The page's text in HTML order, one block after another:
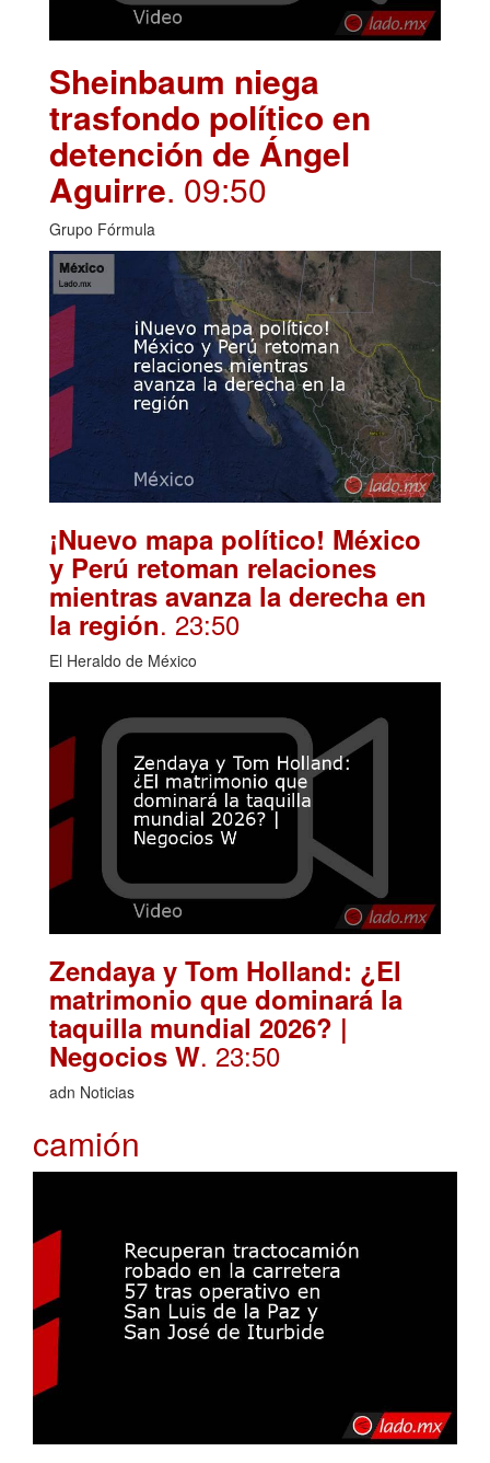
Sheinbaum niega
trasfondo político en
detención de Ángel
Aguirre. 09:50
Grupo Fórmula
¡Nuevo mapa político! México
y Perú retoman relaciones
mientras avanza la derecha en
la región. 23:50
El Heraldo de México
Zendaya y Tom Holland: ¿El
matrimonio que dominará la
taquilla mundial 2026? |
Negocios W. 23:50
adn Noticias
camión